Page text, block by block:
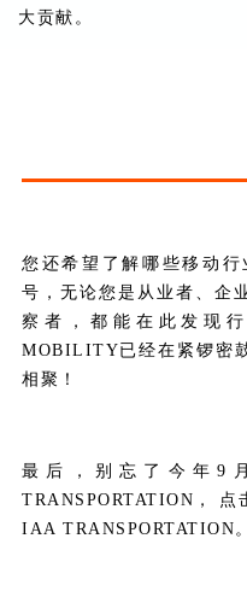
大贡献。
您还希望了解哪些移动
号，无论您是从业者、企
察者，都能在此发现
MOBILITY已经在紧锣密
相聚！
最后，别忘了今年9
TRANSPORTATION， 点
IAA TRANSPORTATION。